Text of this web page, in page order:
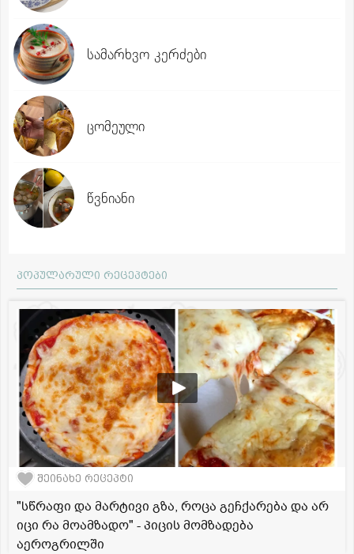
სამარხვო კერძები
ცომეული
წვნიანი
პოპულარული რეცეპტები
შეინახე რეცეპტი
"სწრაფი და მარტივი გზა, როცა გეჩქარება და არ
იცი რა მოამზადო" - პიცის მომზადება
აეროგრილში